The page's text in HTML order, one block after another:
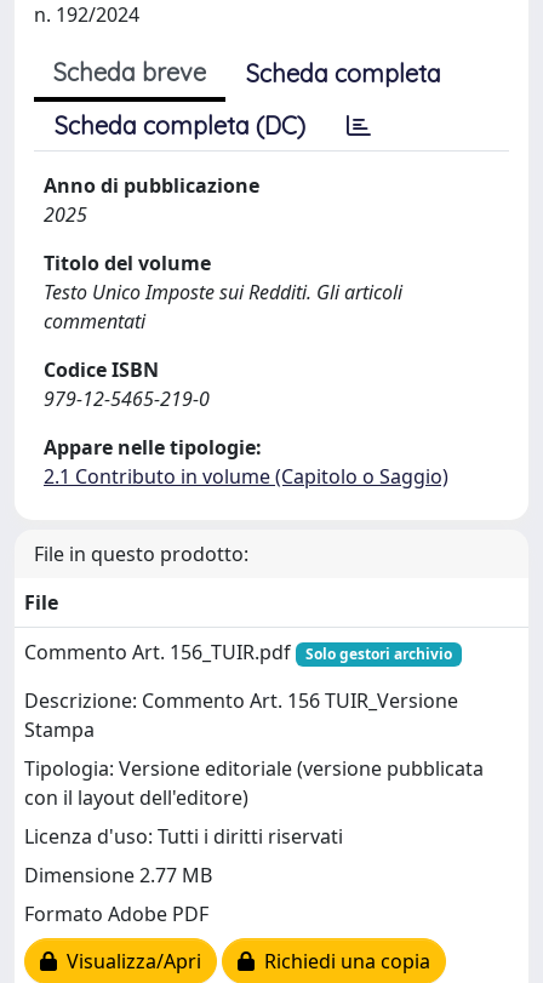
n. 192/2024
Scheda breve
Scheda completa
Scheda completa (DC)
Anno di pubblicazione
2025
Titolo del volume
Testo Unico Imposte sui Redditi. Gli articoli
commentati
Codice ISBN
979-12-5465-219-0
Appare nelle tipologie:
2.1 Contributo in volume (Capitolo o Saggio)
File in questo prodotto:
File
Commento Art. 156_TUIR.pdf
Solo gestori archivio
Descrizione: Commento Art. 156 TUIR_Versione
Stampa
Tipologia: Versione editoriale (versione pubblicata
con il layout dell'editore)
Licenza d'uso: Tutti i diritti riservati
Dimensione 2.77 MB
Formato Adobe PDF
Visualizza/Apri
Richiedi una copia